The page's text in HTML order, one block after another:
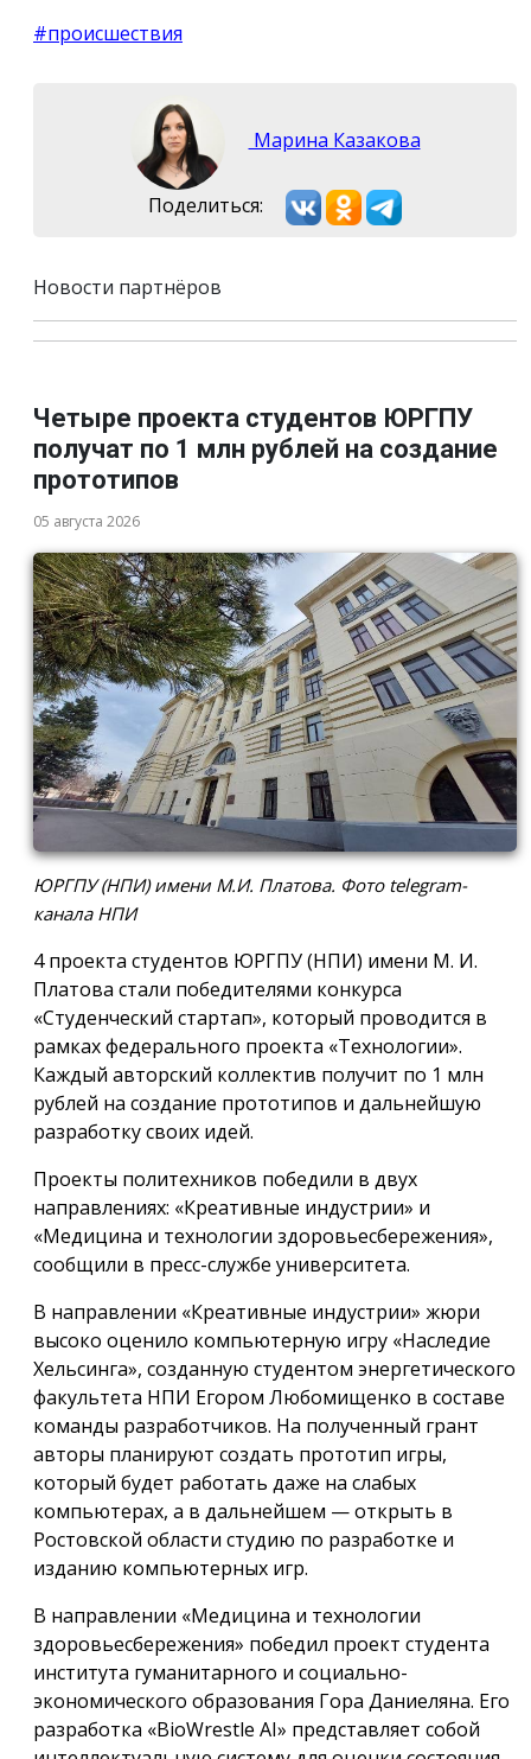
#происшествия
Марина Казакова
Поделиться:
Новости партнёров
Четыре проекта студентов ЮРГПУ
получат по 1 млн рублей на создание
прототипов
05 августа 2026
ЮРГПУ (НПИ) имени М.И. Платова. Фото telegram-
канала НПИ
4 проекта студентов ЮРГПУ (НПИ) имени М. И.
Платова стали победителями конкурса
«Студенческий стартап», который проводится в
рамках федерального проекта «Технологии».
Каждый авторский коллектив получит по 1 млн
рублей на создание прототипов и дальнейшую
разработку своих идей.
Проекты политехников победили в двух
направлениях: «Креативные индустрии» и
«Медицина и технологии здоровьесбережения»,
сообщили в пресс-службе университета.
В направлении «Креативные индустрии» жюри
высоко оценило компьютерную игру «Наследие
Хельсинга», созданную студентом энергетического
факультета НПИ Егором Любомищенко в составе
команды разработчиков. На полученный грант
авторы планируют создать прототип игры,
который будет работать даже на слабых
компьютерах, а в дальнейшем — открыть в
Ростовской области студию по разработке и
изданию компьютерных игр.
В направлении «Медицина и технологии
здоровьесбережения» победил проект студента
института гуманитарного и социально-
экономического образования Гора Даниеляна. Его
разработка «BioWrestle AI» представляет собой